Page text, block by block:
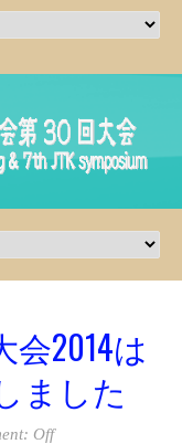
2014は
ました
Off